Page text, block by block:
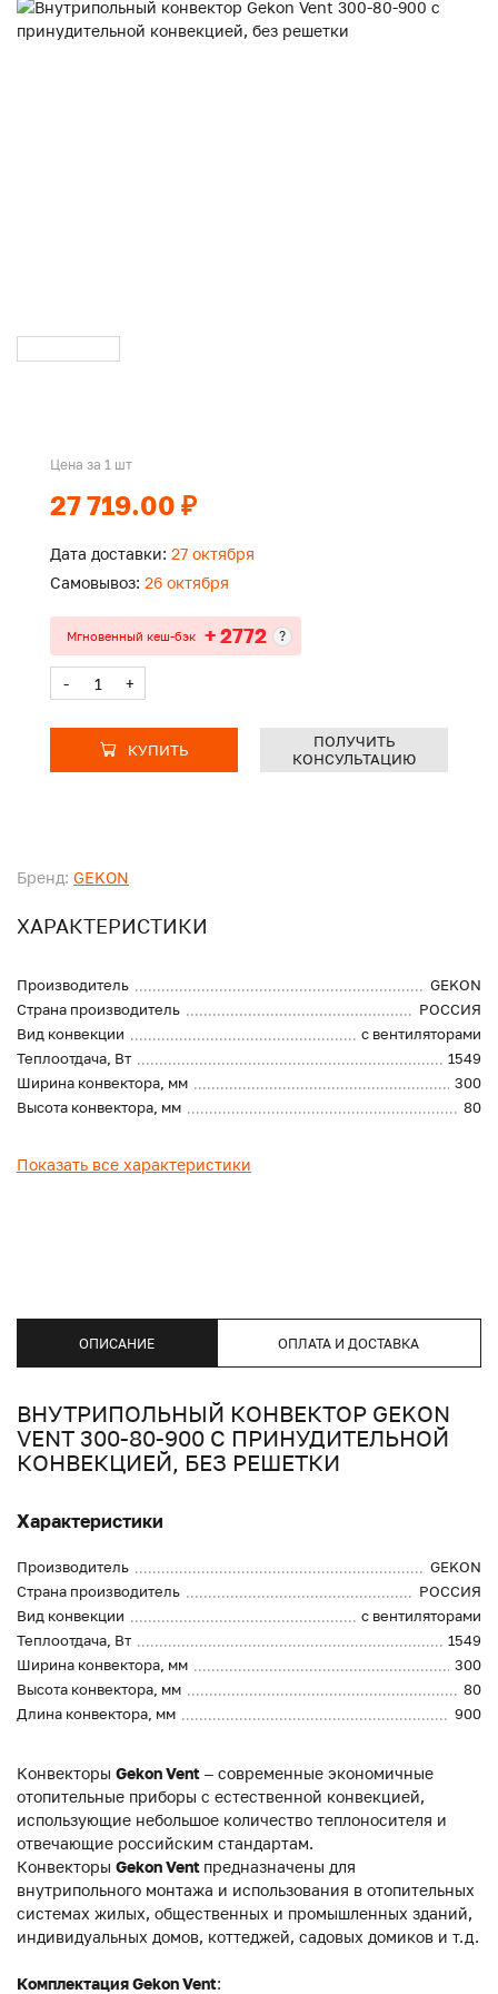
Бренд: GEKON
ХАРАКТЕРИСТИКИ
Производитель
GEKON
Страна производитель
РОССИЯ
Вид конвекции
с вентиляторами
Теплоотдача, Вт
1549
Ширина конвектора, мм
300
Высота конвектора, мм
80
Показать все характеристики
Цена за 1 шт
27 719.00 ₽
Дата доставки: 27 октября
Самовывоз: 26 октября
Мгновенный кеш-бэк + 2772 ?
- +
КУПИТЬ
ПОЛУЧИТЬ
КОНСУЛЬТАЦИЮ
ОПИСАНИЕ ОПЛАТА И ДОСТАВКА
ВНУТРИПОЛЬНЫЙ КОНВЕКТОР GEKON
VENT 300-80-900 С ПРИНУДИТЕЛЬНОЙ
КОНВЕКЦИЕЙ, БЕЗ РЕШЕТКИ
Характеристики
Производитель
GEKON
Страна производитель
РОССИЯ
Вид конвекции
с вентиляторами
Теплоотдача, Вт
1549
Ширина конвектора, мм
300
Высота конвектора, мм
80
Длина конвектора, мм
900
Конвекторы Gekon Vent – современные экономичные
отопительные приборы с естественной конвекцией,
использующие небольшое количество теплоносителя и
отвечающие российским стандартам.
Конвекторы Gekon Vent предназначены для
внутрипольного монтажа и использования в отопительных
системах жилых, общественных и промышленных зданий,
индивидуальных домов, коттеджей, садовых домиков и т.д.
Комплектация Gekon Vent: